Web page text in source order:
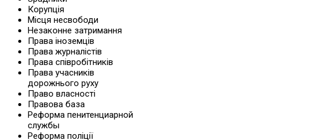
Корупція
Місця несвободи
Незаконне затримання
Права іноземців
Права журналістів
Права співробітників
Права учасників
дорожнього руху
Право власності
Правова база
Реформа пенитенциарной
службы
Реформа поліції